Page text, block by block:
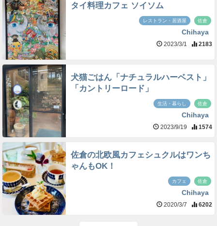
タイ料理カフェ ソイソム
レストラン・居酒屋 佐倉
Chihaya
2023/3/1 2183
犬猫ごはん「ナチュラルハーベスト」
「カントリーロード」
生活・暮らし 佐倉
Chihaya
2023/9/19 1574
佐倉の北欧風カフェシュクルはワンち
ゃんもOK！
カフェ 佐倉
Chihaya
2020/3/7 6202